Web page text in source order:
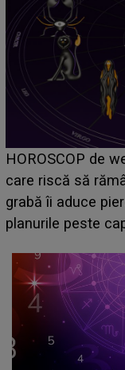
Emanuel a ținut
acum! În fața
face o
sa: "I-am spus și